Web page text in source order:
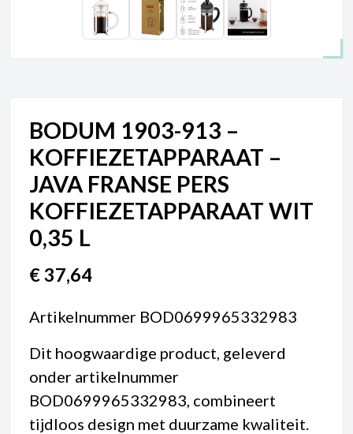
BODUM 1903-913 –
KOFFIEZETAPPARAAT –
JAVA FRANSE PERS
KOFFIEZETAPPARAAT WIT
0,35 L
€37,64
Artikelnummer BOD0699965332983
Dit hoogwaardige product, geleverd
onder artikelnummer
BOD0699965332983, combineert
tijdloos design met duurzame kwaliteit.